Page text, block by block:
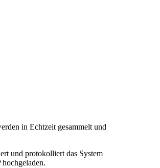
in Echtzeit gesammelt und
und protokolliert das System